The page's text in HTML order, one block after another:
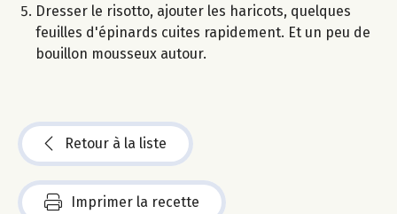
Dresser le risotto, ajouter les haricots, quelques
feuilles d'épinards cuites rapidement. Et un peu de
bouillon mousseux autour.
Retour à la liste
Imprimer la recette